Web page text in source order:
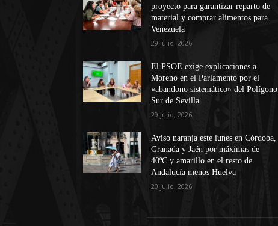
proyecto para garantizar reparto de
material y comprar alimentos para
Venezuela
29 julio, 2026
El PSOE exige explicaciones a
Moreno en el Parlamento por el
«abandono sistemático» del Polígono
Sur de Sevilla
29 julio, 2026
Aviso naranja este lunes en Córdoba,
Granada y Jaén por máximas de
40ºC y amarillo en el resto de
Andalucía menos Huelva
20 julio, 2026